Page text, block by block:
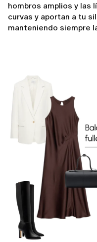
hombros amplios y las
curvas y aportan a tu
manteniendo siempre